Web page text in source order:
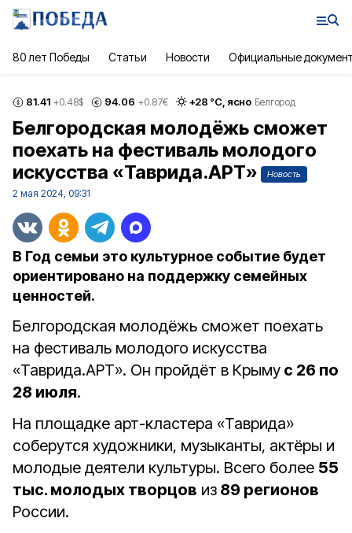
80 лет Победы Статьи Новости Официальные
81.41 +0.48$ 94.06 +0.87€ +28 °С, ясно Белгород
Белгородская молодёжь сможет
поехать на фестиваль молодого
искусства «Таврида.АРТ»
Новость
2 мая 2024, 09:31
В Год семьи это культурное событие будет
ориентировано на поддержку семейных
ценностей.
Белгородская молодёжь сможет поехать
на фестиваль молодого искусства
«Таврида.АРТ». Он пройдёт в Крыму с 26 по
28 июля.
На площадке арт-кластера «Таврида»
соберутся художники, музыканты, актёры и
молодые деятели культуры. Всего более 55
тыс. молодых творцов из 89 регионов
России.